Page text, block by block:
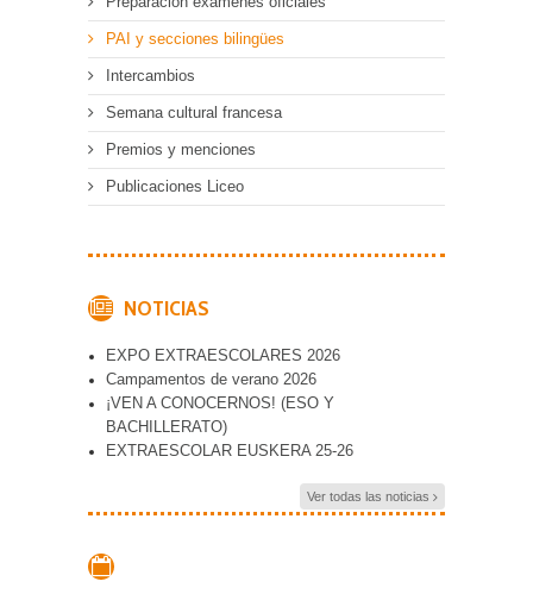
PAI y secciones bilingües
Intercambios
Semana cultural francesa
Premios y menciones
Publicaciones Liceo
NOTICIAS
EXPO EXTRAESCOLARES 2026
Campamentos de verano 2026
¡VEN A CONOCERNOS! (ESO Y
BACHILLERATO)
EXTRAESCOLAR EUSKERA 25-26
Ver todas las noticias